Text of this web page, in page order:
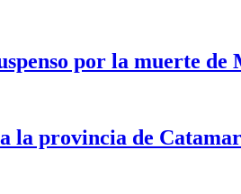
por la muerte
la provincia de